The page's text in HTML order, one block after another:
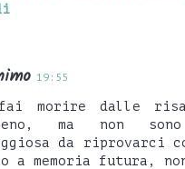
19:55
morire dalle
ma non
da riprovarci
a memoria futura,